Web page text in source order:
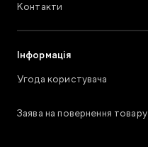
Контакти
Інформація
Угода користувача
Заява на повернення товару